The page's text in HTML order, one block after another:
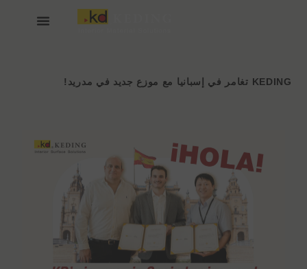
KEDING تغامر في إسبانيا مع موزع جديد في مدريد!